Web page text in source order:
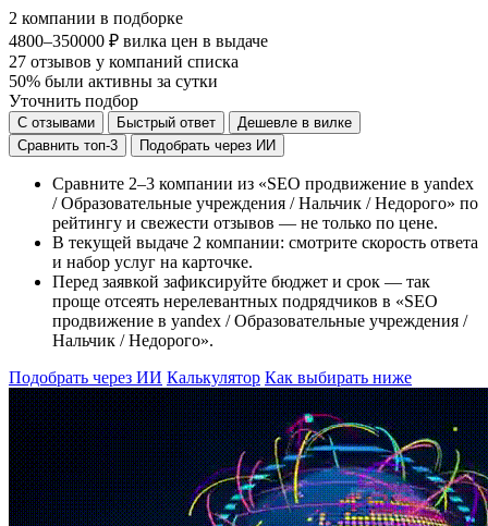
2 компании в подборке
4800–350000 ₽ вилка цен в выдаче
27 отзывов у компаний списка
50% были активны за сутки
Уточнить подбор
С отзывами Быстрый ответ
Дешевле в вилке
Сравнить топ-3
Подобрать через ИИ
Сравните 2–3 компании из «SEO продвижение в yandex
/ Образовательные учреждения / Нальчик / Недорого» по
рейтингу и свежести отзывов — не только по цене.
В текущей выдаче 2 компании: смотрите скорость ответа
и набор услуг на карточке.
Перед заявкой зафиксируйте бюджет и срок — так
проще отсеять нерелевантных подрядчиков в «SEO
продвижение в yandex / Образовательные учреждения /
Нальчик / Недорого».
Подобрать через ИИ Калькулятор Как выбирать ниже